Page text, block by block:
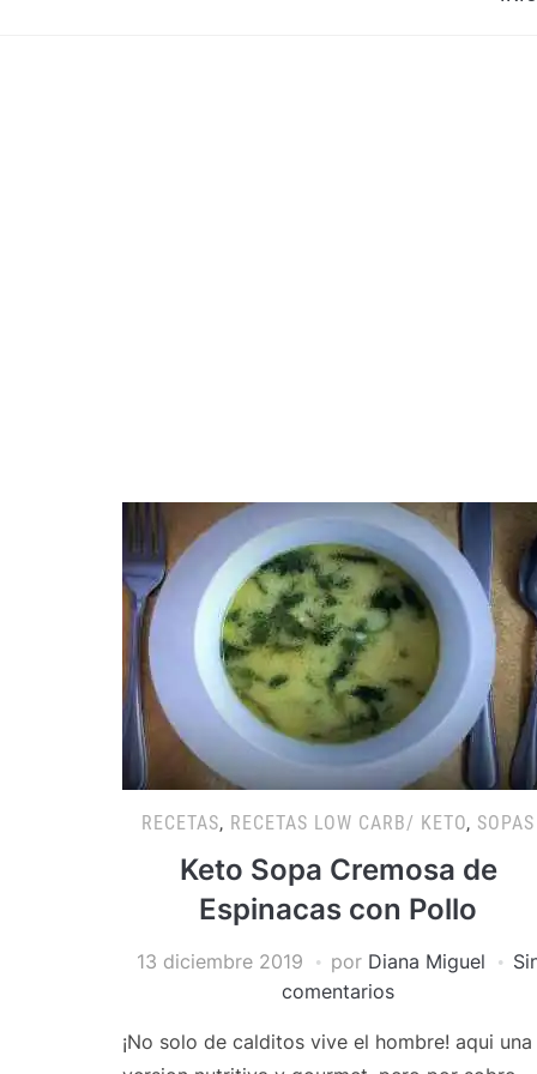
RECETAS, RECETAS LOW CARB/ KETO, SOPAS
Keto Sopa Cremosa de
Espinacas con Pollo
13 diciembre 2019 por Diana Miguel
comentarios
¡No solo de calditos vive el hombre! aqui una